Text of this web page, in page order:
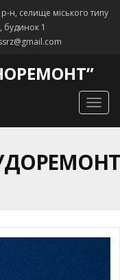
н, селище міського типу
будинок 1